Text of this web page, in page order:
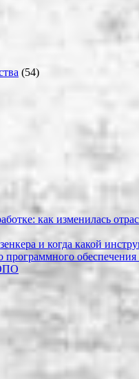
(54)
как изменилась
и когда какой
обеспечения